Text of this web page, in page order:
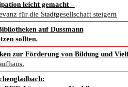
leicht gemacht –
für die Stadtgesellschaft steigern
auf Dussmann
sollten.
zur Förderung von Bildung und
Reihe
Software in